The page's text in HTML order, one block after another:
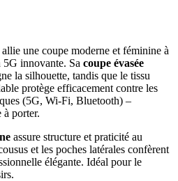
allie une coupe moderne et féminine à
innovante. Sa coupe évasée
la silhouette, tandis que le tissu
protège efficacement contre les
(5G, Wi-Fi, Bluetooth) –
à porter.
assure structure et praticité au
et les poches latérales confèrent
élégante. Idéal pour le